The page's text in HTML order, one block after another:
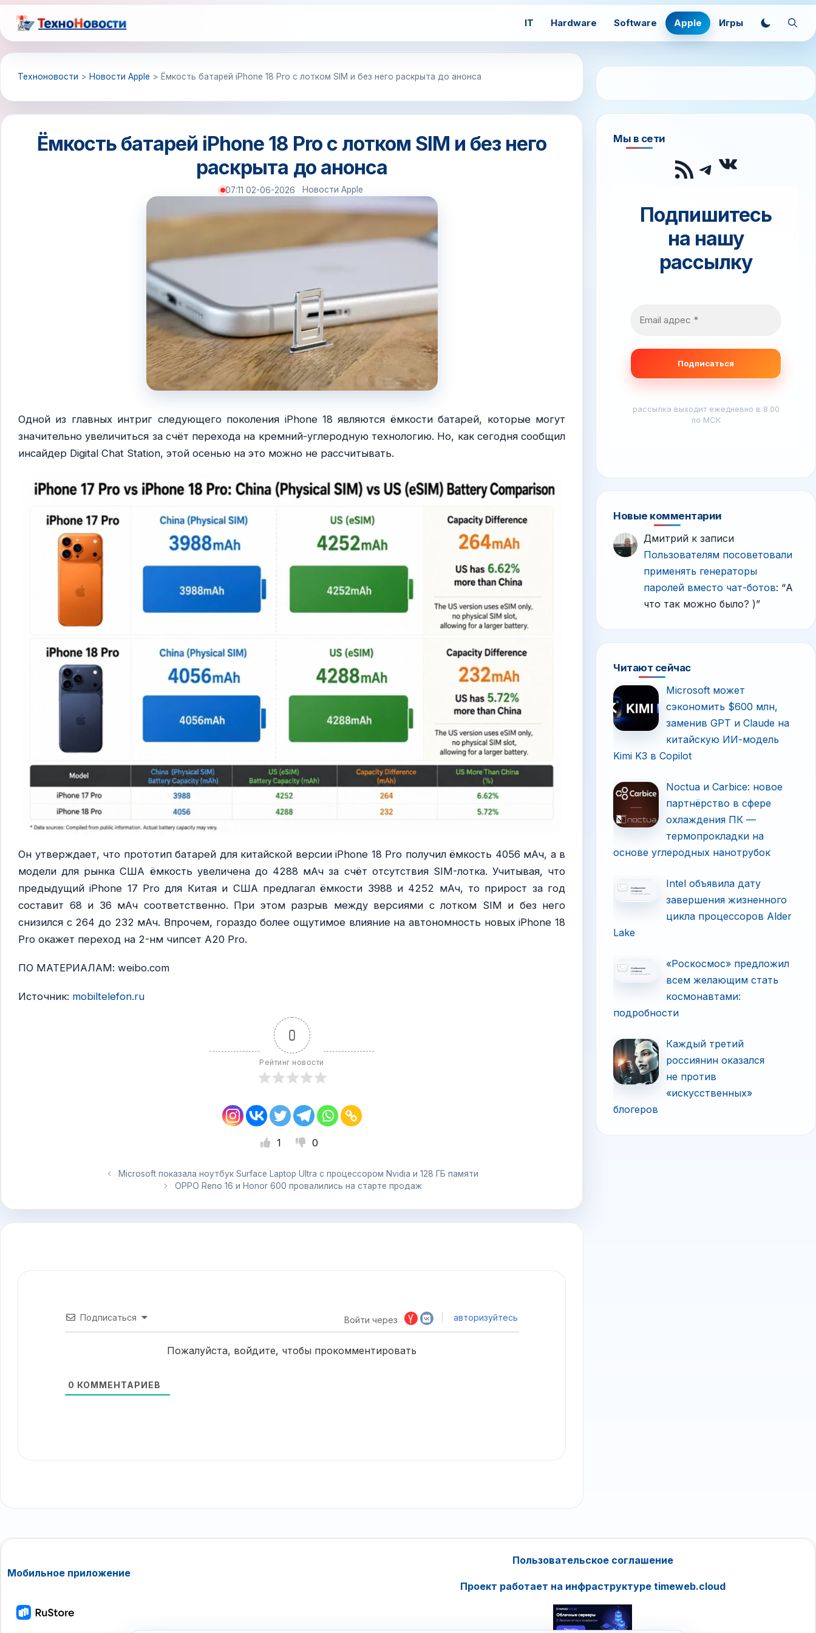
Перейти
к
содержимому
IT Hardware Software Apple Игры
Техноновости > Новости Apple > Ёмкость батарей iPhone 18 Pro с лотком SIM и без него раскрыта до анонса
Ёмкость батарей iPhone 18 Pro с лотком SIM и без него
раскрыта до анонса
07:11 02-06-2026 Новости Apple
Одной из главных интриг следующего поколения iPhone 18 являются ёмкости батарей, которые могут
значительно увеличиться за счёт перехода на кремний-углеродную технологию. Но, как сегодня сообщил
инсайдер Digital Chat Station, этой осенью на это можно не рассчитывать.
Он утверждает, что прототип батарей для китайской версии iPhone 18 Pro получил ёмкость 4056 мАч, а в
модели для рынка США ёмкость увеличена до 4288 мАч за счёт отсутствия SIM-лотка. Учитывая, что
предыдущий iPhone 17 Pro для Китая и США предлагал ёмкости 3988 и 4252 мАч, то прирост за год
составит 68 и 36 мАч соответственно. При этом разрыв между версиями с лотком SIM и без него
снизился с 264 до 232 мАч. Впрочем, гораздо более ощутимое влияние на автономность новых iPhone 18
Pro окажет переход на 2-нм чипсет A20 Pro.
ПО МАТЕРИАЛАМ: weibo.com
Источник: mobiltelefon.ru
0
Рейтинг новости
1 0
Microsoft показала ноутбук Surface Laptop Ultra с процессором Nvidia и 128 ГБ памяти
OPPO Reno 16 и Honor 600 провалились на старте продаж
Подписаться Войти через авторизуйтесь
Пожалуйста, войдите, чтобы прокомментировать
0 КОММЕНТАРИЕВ
Мы в сети
RSS-лента
Telegram
Подпишитесь
на нашу
рассылку
рассылка выходит ежедневно в 8.00
по МСК
Новые комментарии
Дмитрий к записи
Пользователям посоветовали
применять генераторы
паролей вместо чат-ботов: “А
что так можно было? )”
Читают сейчас
Microsoft может
сэкономить $600 млн,
заменив GPT и Claude на
китайскую ИИ-модель
Kimi K3 в Copilot
Noctua и Carbice: новое
партнёрство в сфере
охлаждения ПК —
термопрокладки на
основе углеродных нанотрубок
Intel объявила дату
завершения жизненного
цикла процессоров Alder
Lake
«Роскосмос» предложил
всем желающим стать
космонавтами:
подробности
Каждый третий
россиянин оказался
не против
«искусственных»
блогеров
Мобильное приложение
Пользовательское соглашение
Проект работает на инфраструктуре timeweb.cloud